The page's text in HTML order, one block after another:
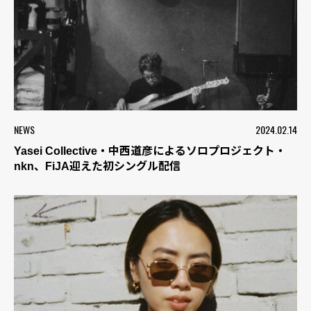
NEWS 2024.02.14
Yasei Collective・中西道彦によるソロプロジェクト・
nkn、FiJA迎えた初シングル配信